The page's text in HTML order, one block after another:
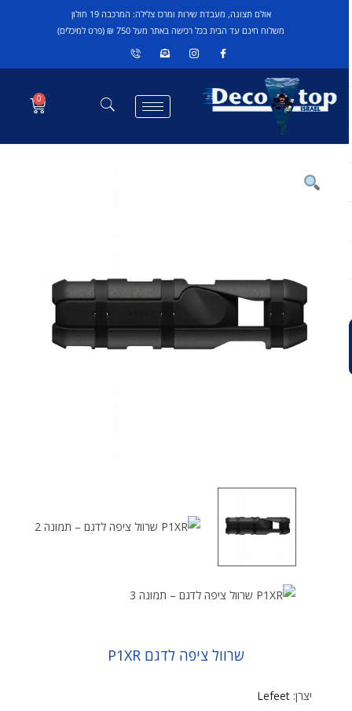
אולם תצוגה, מעבדת שירות ומרכז צלילה: המרכבה 19 חולון
משלוח חינם עד הבית בכל רכישה באתר מעל 750 ₪ (פרט למיכלים)
0
שרוול ציפה לדגם P1XR
יצרן: Lefeet